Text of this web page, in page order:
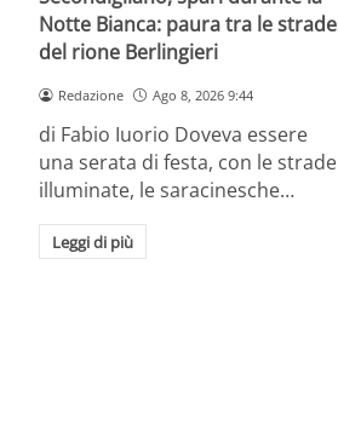
Notte Bianca: paura tra le strade
del rione Berlingieri
Redazione Ago 8, 2026 9:44
di Fabio Iuorio Doveva essere
una serata di festa, con le strade
illuminate, le saracinesche…
Leggi di più